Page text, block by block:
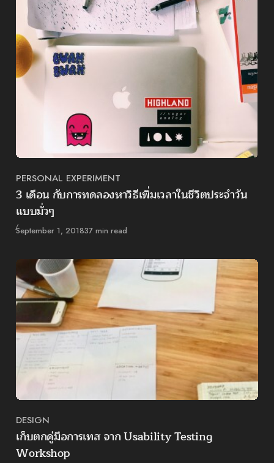
Category
PERSONAL EXPERIMENT
3 เดือน กับการทดลองหาวิธีเพิ่มเวลาในชีวิตประจำวัน
แบบมั่วๆ
Published
September 1, 201837 min read
Category
DESIGN
เก็บตกคู่มือการเทส จาก Usability Testing
Workshop